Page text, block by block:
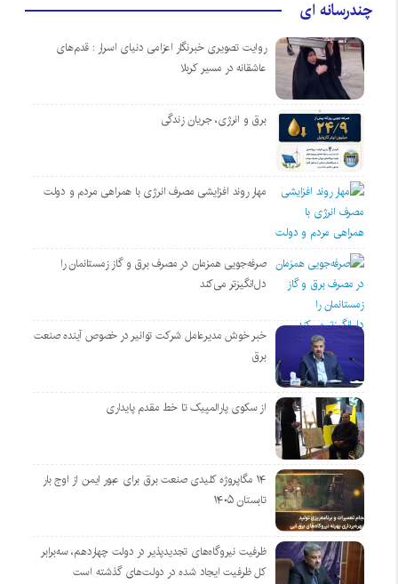
چندرسانه ای
روایت تصویری خبرنگار اعزامی دنیای اسرار : قدم‌های
عاشقانه در مسیر کربلا
برق و انرژی، جریان زندگی
مهار روند افزایشی مصرف انرژی با همراهی مردم و دولت
صرفه‌جویی همزمان در مصرف برق و گاز زمستانمان را
دل‌انگیزتر می‌کند
خبر خوش مدیرعامل شرکت توانیر در خصوص آینده صنعت
برق
از سکوی پارالمپیک تا خط مقدم پایداری
۱۴ مگاپروژه‌ کلیدی صنعت برق برای عبور ایمن از اوج بار
تابستان ۱۴۰۵
ظرفیت نیروگاه‌های تجدیدپذیر در دولت چهاردهم، سه‌برابر
کل ظرفیت ایجاد شده در دولت‌های گذشته است